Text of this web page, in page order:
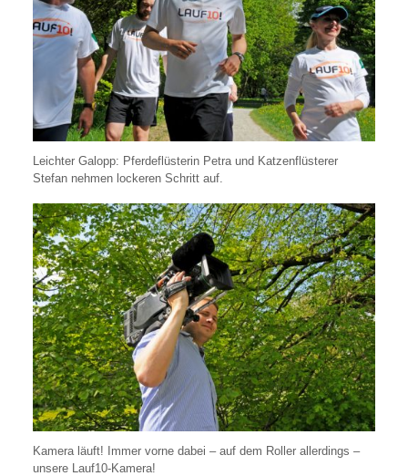
Leichter Galopp: Pferdeflüsterin Petra und Katzenflüsterer
Stefan nehmen lockeren Schritt auf.
Kamera läuft! Immer vorne dabei – auf dem Roller allerdings –
unsere Lauf10-Kamera!